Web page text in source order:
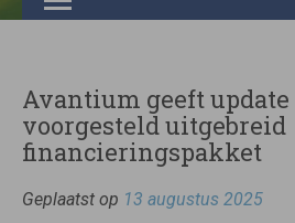
Avantium geeft update
voorgesteld uitgebreid
financieringspakket
Geplaatst op 13 augustus 2025